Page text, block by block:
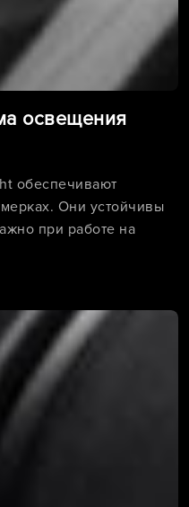
освещения
обеспечивают
Они устойчивы
при работе на